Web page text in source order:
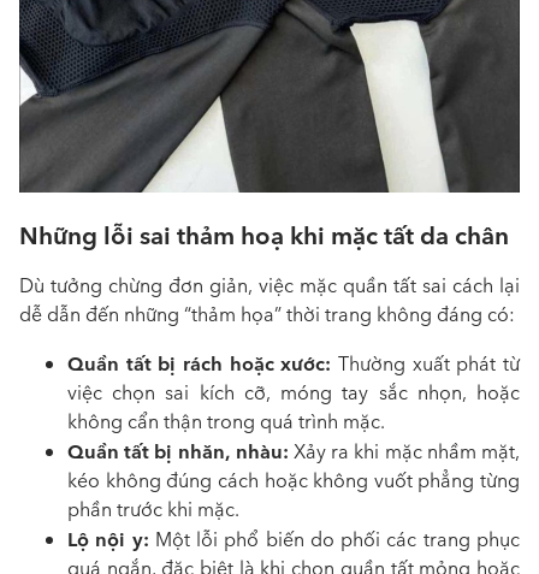
Những lỗi sai thảm hoạ khi mặc tất da chân
Dù tưởng chừng đơn giản, việc mặc quần tất sai cách lại
dễ dẫn đến những “thảm họa” thời trang không đáng có:
Quần tất bị rách hoặc xước: Thường xuất phát từ
việc chọn sai kích cỡ, móng tay sắc nhọn, hoặc
không cẩn thận trong quá trình mặc.
Quần tất bị nhăn, nhàu: Xảy ra khi mặc nhầm mặt,
kéo không đúng cách hoặc không vuốt phẳng từng
phần trước khi mặc.
Lộ nội y: Một lỗi phổ biến do phối các trang phục
quá ngắn, đặc biệt là khi chọn quần tất mỏng hoặc